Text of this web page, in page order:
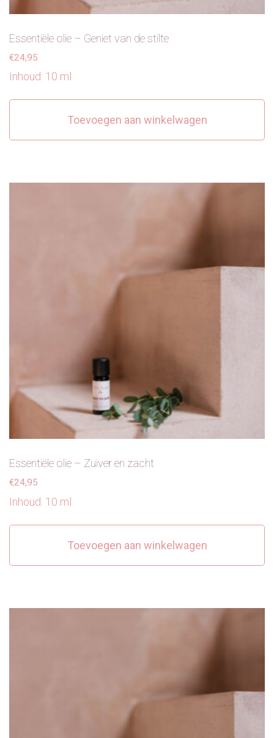
Essentiële olie – Geniet van de stilte
€24,95
Inhoud: 10 ml
Toevoegen aan winkelwagen
Essentiële olie – Zuiver en zacht
€24,95
Inhoud: 10 ml
Toevoegen aan winkelwagen